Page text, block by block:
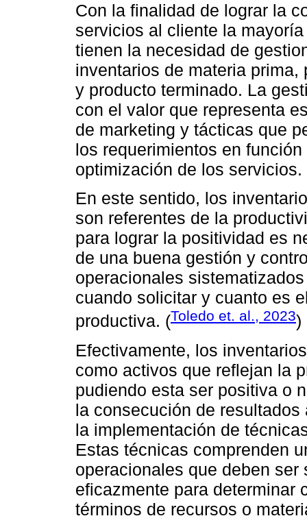
Con la finalidad de lograr la
servicios al cliente la
tienen la necesidad de
inventarios de materia
y producto terminado. La
con el valor que representa
de marketing y tácticas que
los requerimientos en
optimización de los servicios.
En este sentido, los
son referentes de la
para lograr la positividad es
de una buena gestión y
operacionales
cuando solicitar y cuanto es
productiva. (Toledo et. al., 2023)
Efectivamente, los
como activos que reflejan la
pudiendo esta ser positiva o
la consecución de
la implementación de
Estas técnicas comprenden
operacionales que deben
eficazmente para determinar
términos de recursos o